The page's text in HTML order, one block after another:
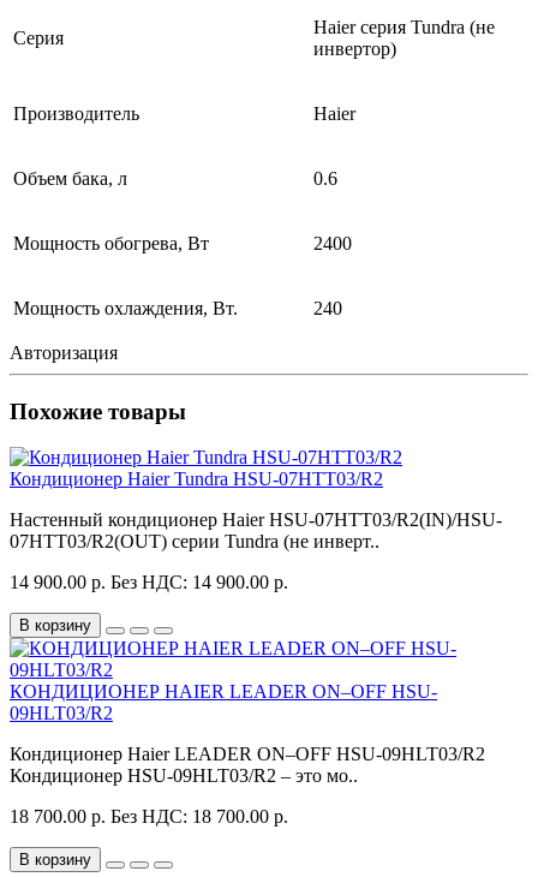
Серия
Haier серия Tundra (не
инвертор)
Производитель Haier
Объем бака, л 0.6
Мощность обогрева, Вт 2400
Мощность охлаждения, Вт. 240
Авторизация
Похожие товары
Кондиционер Haier Tundra HSU-07HTT03/R2
Настенный кондиционер Haier HSU-07HTT03/R2(IN)/HSU-
07HTT03/R2(OUT) серии Tundra (не инверт..
14 900.00 р. Без НДС: 14 900.00 р.
В корзину
КОНДИЦИОНЕР HAIER LEADER ON–OFF HSU-
09HLT03/R2
Кондиционер Haier LEADER ON–OFF HSU-09HLT03/R2
Кондиционер HSU-09HLT03/R2 – это мо..
18 700.00 р. Без НДС: 18 700.00 р.
В корзину